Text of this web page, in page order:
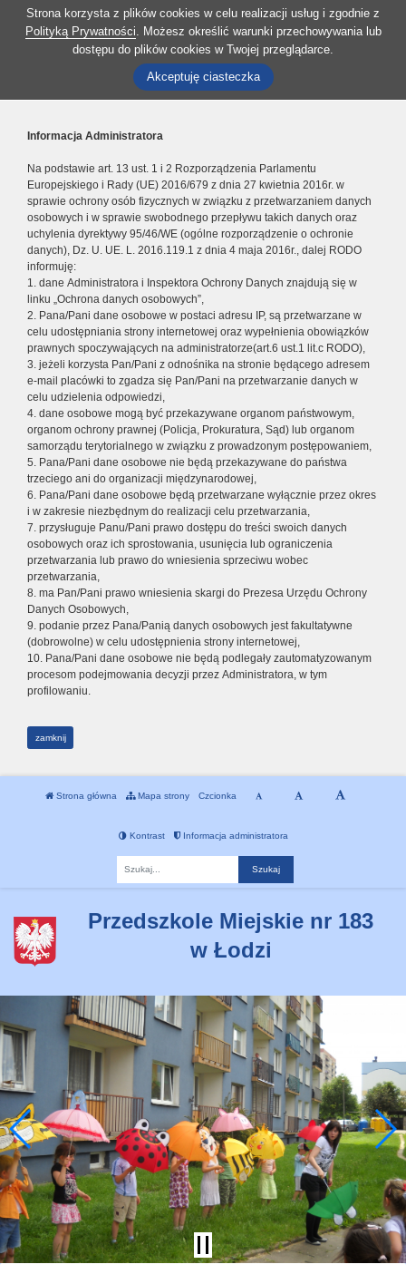
Strona korzysta z plików cookies w celu realizacji usług i zgodnie z
Polityką Prywatności. Możesz określić warunki przechowywania lub
dostępu do plików cookies w Twojej przeglądarce.
Akceptuję ciasteczka
Informacja Administratora
Na podstawie art. 13 ust. 1 i 2 Rozporządzenia Parlamentu
Europejskiego i Rady (UE) 2016/679 z dnia 27 kwietnia 2016r. w
sprawie ochrony osób fizycznych w związku z przetwarzaniem danych
osobowych i w sprawie swobodnego przepływu takich danych oraz
uchylenia dyrektywy 95/46/WE (ogólne rozporządzenie o ochronie
danych), Dz. U. UE. L. 2016.119.1 z dnia 4 maja 2016r., dalej RODO
informuję:
1. dane Administratora i Inspektora Ochrony Danych znajdują się w
linku „Ochrona danych osobowych”,
2. Pana/Pani dane osobowe w postaci adresu IP, są przetwarzane w
celu udostępniania strony internetowej oraz wypełnienia obowiązków
prawnych spoczywających na administratorze(art.6 ust.1 lit.c RODO),
3. jeżeli korzysta Pan/Pani z odnośnika na stronie będącego adresem
e-mail placówki to zgadza się Pan/Pani na przetwarzanie danych w
celu udzielenia odpowiedzi,
4. dane osobowe mogą być przekazywane organom państwowym,
organom ochrony prawnej (Policja, Prokuratura, Sąd) lub organom
samorządu terytorialnego w związku z prowadzonym postępowaniem,
5. Pana/Pani dane osobowe nie będą przekazywane do państwa
trzeciego ani do organizacji międzynarodowej,
6. Pana/Pani dane osobowe będą przetwarzane wyłącznie przez okres
i w zakresie niezbędnym do realizacji celu przetwarzania,
7. przysługuje Panu/Pani prawo dostępu do treści swoich danych
osobowych oraz ich sprostowania, usunięcia lub ograniczenia
przetwarzania lub prawo do wniesienia sprzeciwu wobec
przetwarzania,
8. ma Pan/Pani prawo wniesienia skargi do Prezesa Urzędu Ochrony
Danych Osobowych,
9. podanie przez Pana/Panią danych osobowych jest fakultatywne
(dobrowolne) w celu udostępnienia strony internetowej,
10. Pana/Pani dane osobowe nie będą podlegały zautomatyzowanym
procesom podejmowania decyzji przez Administratora, w tym
profilowaniu.
zamknij
Strona główna Mapa strony Czcionka
Kontrast Informacja administratora
Przedszkole Miejskie nr 183
w Łodzi